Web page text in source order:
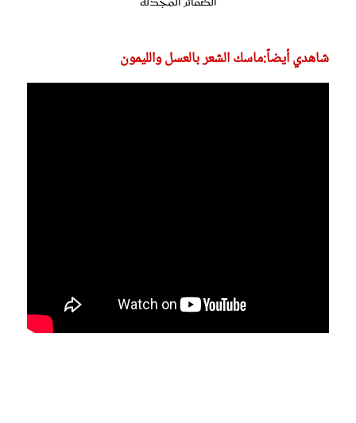
شاهدي أيضاً:ماسك الشعر بالعسل والليمون